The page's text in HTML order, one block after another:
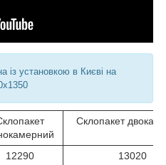
із установкою в Києві на
Склопакет
12290
13020